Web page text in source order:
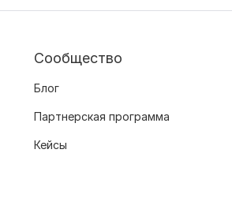
Сообщество
Блог
Партнерская программа
Кейсы